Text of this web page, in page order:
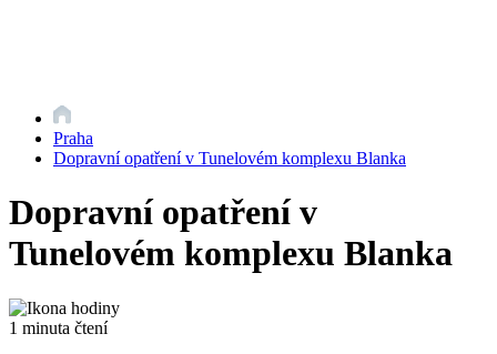
Praha
Dopravní opatření v Tunelovém komplexu Blanka
Dopravní opatření v
Tunelovém komplexu Blanka
1 minuta čtení